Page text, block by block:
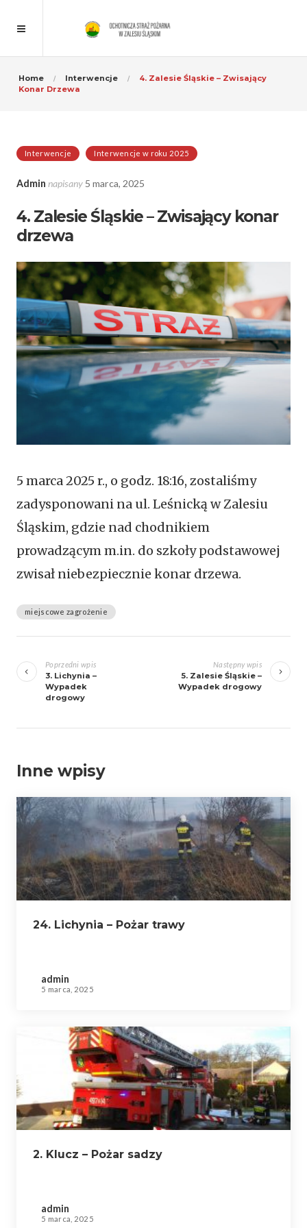
Home Interwencje
4. Zalesie Śląskie – Zwisający
Konar Drzewa
Interwencje Interwencje w roku 2025
Admin napisany 5 marca, 2025
4. Zalesie Śląskie – Zwisający konar
drzewa
5 marca 2025 r., o godz. 18:16, zostaliśmy
zadysponowani na ul. Leśnicką w Zalesiu
Śląskim, gdzie nad chodnikiem
prowadzącym m.in. do szkoły podstawowej
zwisał niebezpiecznie konar drzewa.
miejscowe zagrożenie
wpisyPoprzedni wpis
3. Lichynia –
Wypadek
drogowy
Następny wpis
5. Zalesie Śląskie –
Wypadek drogowy
Inne wpisy
24. Lichynia – Pożar trawy
admin
5 marca, 2025
2. Klucz – Pożar sadzy
admin
5 marca, 2025